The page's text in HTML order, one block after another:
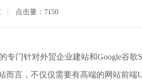
点击量：7150
门针对外贸企业建站和Google谷歌
言，不仅仅需要有高端的网站前端